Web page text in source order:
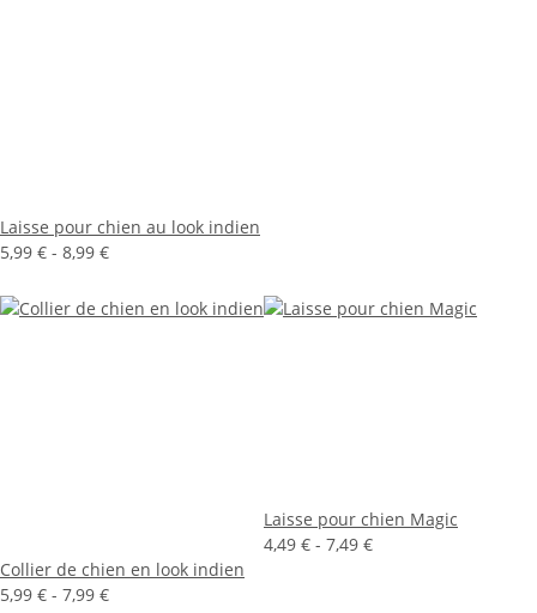
Laisse pour chien au look indien
5,99 € - 8,99 €
Collier de chien en look indien
5,99 € - 7,99 €
Laisse pour chien Magic
4,49 € - 7,49 €